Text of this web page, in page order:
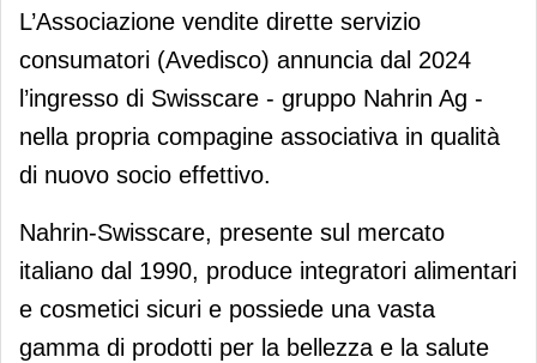
L’Associazione vendite dirette servizio
consumatori (Avedisco) annuncia dal 2024
l’ingresso di Swisscare - gruppo Nahrin Ag -
nella propria compagine associativa in qualità
di nuovo socio effettivo.
Nahrin-Swisscare, presente sul mercato
italiano dal 1990, produce integratori alimentari
e cosmetici sicuri e possiede una vasta
gamma di prodotti per la bellezza e la salute